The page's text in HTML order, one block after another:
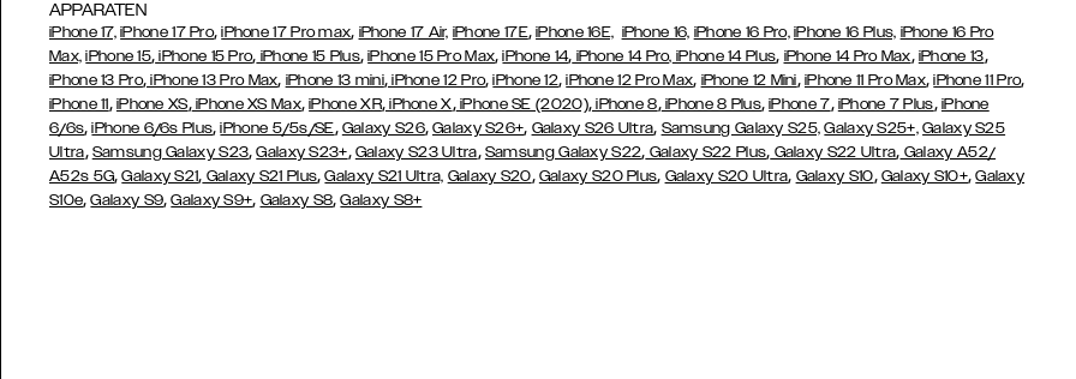
APPARATEN
iPhone 17, iPhone 17 Pro,iPhone 17 Pro max, iPhone 17 Air, iPhone 17E,iPhone 16E, iPhone 16, iPhone 16 Pro, iPhone 16 Plus, iPhone 16 Pro
Max, iPhone 15, iPhone 15 Pro, iPhone 15 Plus,iPhone 15 Pro Max,iPhone 14, iPhone 14 Pro, iPhone 14 Plus, iPhone 14 Pro Max, iPhone 13,
iPhone 13 Pro, iPhone 13 Pro Max, iPhone 13 mini,iPhone 12 Pro,iPhone 12,iPhone 12 Pro Max, iPhone 12 Mini, iPhone 11 Pro Max,iPhone 11 Pro,
iPhone 11, iPhone XS,iPhone XS Max,iPhone XR,iPhone X,iPhone SE (2020),iPhone 8,iPhone 8 Plus,iPhone 7, iPhone 7 Plus, iPhone
6/6s,iPhone 6/6s Plus,iPhone 5/5s/SE, Galaxy S26,Galaxy S26+, Galaxy S26 Ultra, Samsung Galaxy S25, Galaxy S25+, Galaxy S25
Ultra, Samsung Galaxy S23,Galaxy S23+, Galaxy S23 Ultra, Samsung Galaxy S22, Galaxy S22 Plus, Galaxy S22 Ultra, Galaxy A52/
A52s 5G,Galaxy S21, Galaxy S21 Plus,Galaxy S21 Ultra, Galaxy S20, Galaxy S20 Plus, Galaxy S20 Ultra, Galaxy S10, Galaxy S10+,Galaxy
S10e,Galaxy S9,Galaxy S9+, Galaxy S8,Galaxy S8+